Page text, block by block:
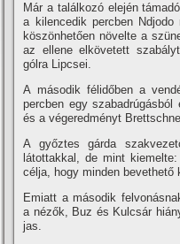
Már a találkozó elején
a kilencedik percben
köszönhetően növelte a
az ellene elkövetett
gólra Lipcsei.
A második félidőben a
percben egy
és a végeredményt
A győztes gárda
látottakkal, de mint
célja, hogy minden bevethető
Emiatt a második
a nézők, Buz és Kulcsár
jas.